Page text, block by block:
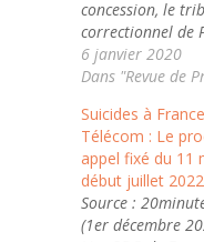
concession, le
correctionnel de
reconnu, vendredi
20 décembre, un
institutionnel »
management sur
l'ensemble des
personnels de
Télécom à
d'une vague de
6 janvier 2020
Dans "Revue de
Suicides à France
Télécom : Le
appel fixé du 11
début juillet 2022
Source :
(1er décembre